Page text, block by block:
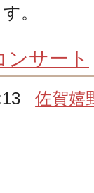
。
サート
佐賀嬉